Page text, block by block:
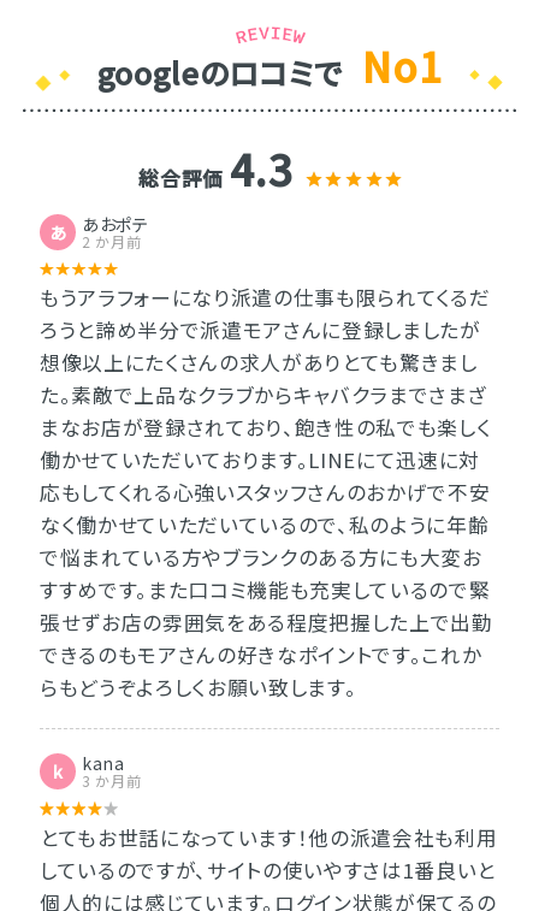
googleのロコミで No1
総合評価 4.3
あ あおポテ
2 か月前
もうアラフォーになり派遣の仕事も限られてくるだ
ろうと諦め半分で派遣モアさんに登録しましたが
想像以上にたくさんの求人がありとても驚きまし
た。素敵で上品なクラブからキャバクラまでさまざ
まなお店が登録されており、飽き性の私でも楽しく
働かせていただいております。LINEにて迅速に対
応もしてくれる心強いスタッフさんのおかげで不安
なく働かせていただいているので、私のように年齢
で悩まれている方やブランクのある方にも大変お
すすめです。また口コミ機能も充実しているので緊
張せずお店の雰囲気をある程度把握した上で出勤
できるのもモアさんの好きなポイントです。これか
らもどうぞよろしくお願い致します。
k kana
3 か月前
とてもお世話になっています！他の派遣会社も利用
しているのですが、サイトの使いやすさは1番良いと
個人的には感じています。ログイン状態が保てるの